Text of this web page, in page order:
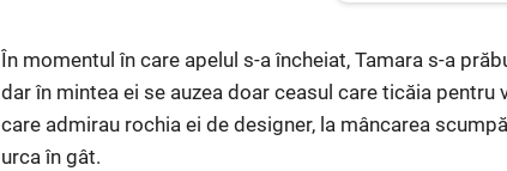
În momentul în care apelul s-a încheiat, Tamara s-a
dar în mintea ei se auzea doar ceasul care ticăia
care admirau rochia ei de designer, la mâncarea
urca în gât.